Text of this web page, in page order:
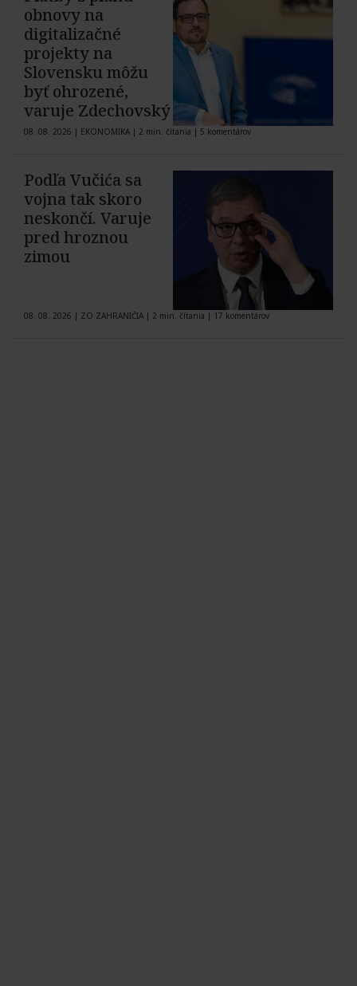
obnovy na
digitalizačné
projekty na
Slovensku môžu
byť ohrozené,
varuje Zdechovský
08. 08. 2026 | EKONOMIKA | 2 min. čítania | 5 komentárov
Podľa Vučića sa
vojna tak skoro
neskončí. Varuje
pred hroznou
zimou
08. 08. 2026 | ZO ZAHRANIČIA | 2 min. čítania | 17 komentárov